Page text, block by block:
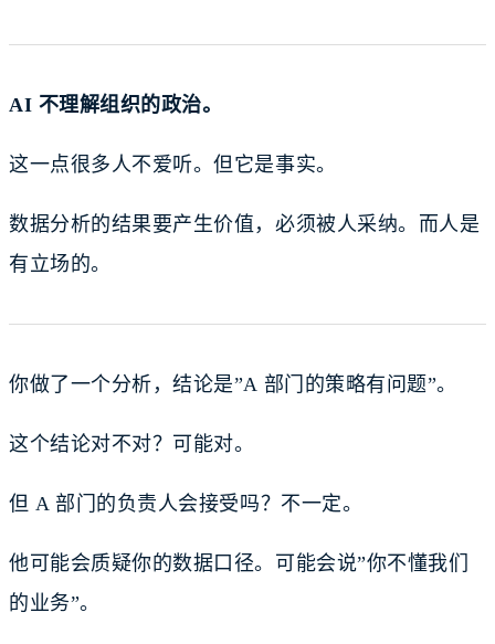
AI 不理解组织的政治。
这一点很多人不爱听。但它是事实。
数据分析的结果要产生价值，必须被人采纳。而人是
有立场的。
你做了一个分析，结论是”A 部门的策略有问题”。
这个结论对不对？可能对。
但 A 部门的负责人会接受吗？不一定。
他可能会质疑你的数据口径。可能会说”你不懂我们
的业务”。